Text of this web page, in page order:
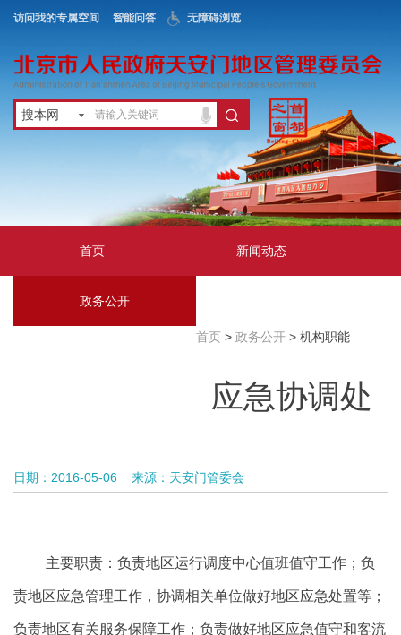
访问我的专属空间 智能问答 无障碍浏览
搜本网
首页 新闻动态
政务公开
首页> 政务公开> 机构职能
应急协调处
日期：2016-05-06 来源：天安门管委会
主要职责： 负责地区运行调度中心值班值守工作；负
责地区应急管理工作 ，协调相关单位做好地区应急处置等 ；
负责地区有关服务保障工作； 负责做好地区应急值守和客流